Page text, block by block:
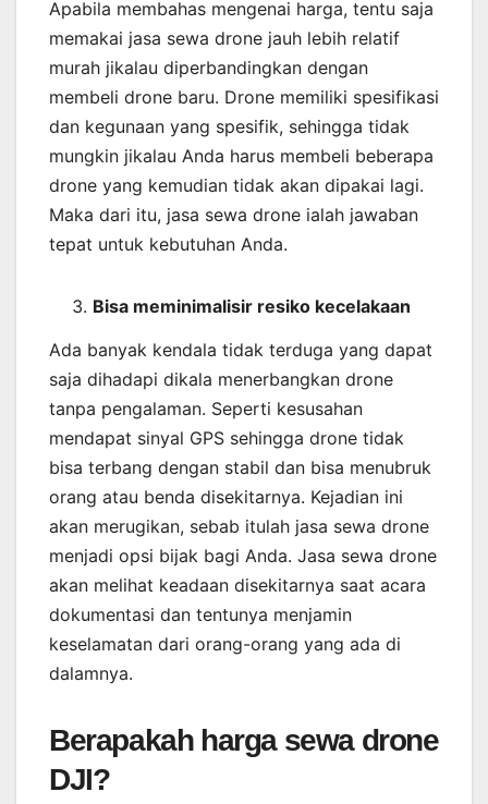
Apabila membahas mengenai harga, tentu saja
memakai jasa sewa drone jauh lebih relatif
murah jikalau diperbandingkan dengan
membeli drone baru. Drone memiliki spesifikasi
dan kegunaan yang spesifik, sehingga tidak
mungkin jikalau Anda harus membeli beberapa
drone yang kemudian tidak akan dipakai lagi.
Maka dari itu, jasa sewa drone ialah jawaban
tepat untuk kebutuhan Anda.
Bisa meminimalisir resiko kecelakaan
Ada banyak kendala tidak terduga yang dapat
saja dihadapi dikala menerbangkan drone
tanpa pengalaman. Seperti kesusahan
mendapat sinyal GPS sehingga drone tidak
bisa terbang dengan stabil dan bisa menubruk
orang atau benda disekitarnya. Kejadian ini
akan merugikan, sebab itulah jasa sewa drone
menjadi opsi bijak bagi Anda. Jasa sewa drone
akan melihat keadaan disekitarnya saat acara
dokumentasi dan tentunya menjamin
keselamatan dari orang-orang yang ada di
dalamnya.
Berapakah harga sewa drone
DJI?